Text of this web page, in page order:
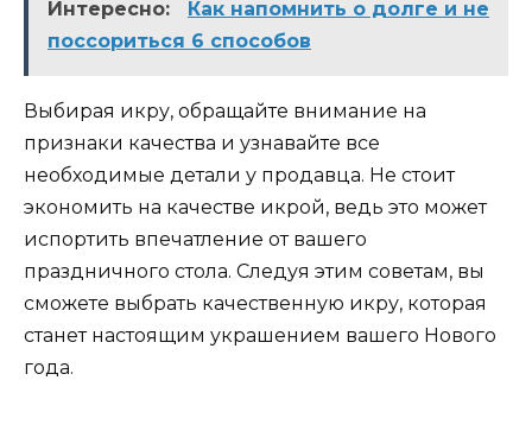
Интересно:
Как напомнить о долге и не
поссориться 6 способов
Выбирая икру, обращайте внимание на
признаки качества и узнавайте все
необходимые детали у продавца. Не стоит
экономить на качестве икрой, ведь это может
испортить впечатление от вашего
праздничного стола. Следуя этим советам, вы
сможете выбрать качественную икру, которая
станет настоящим украшением вашего Нового
года.